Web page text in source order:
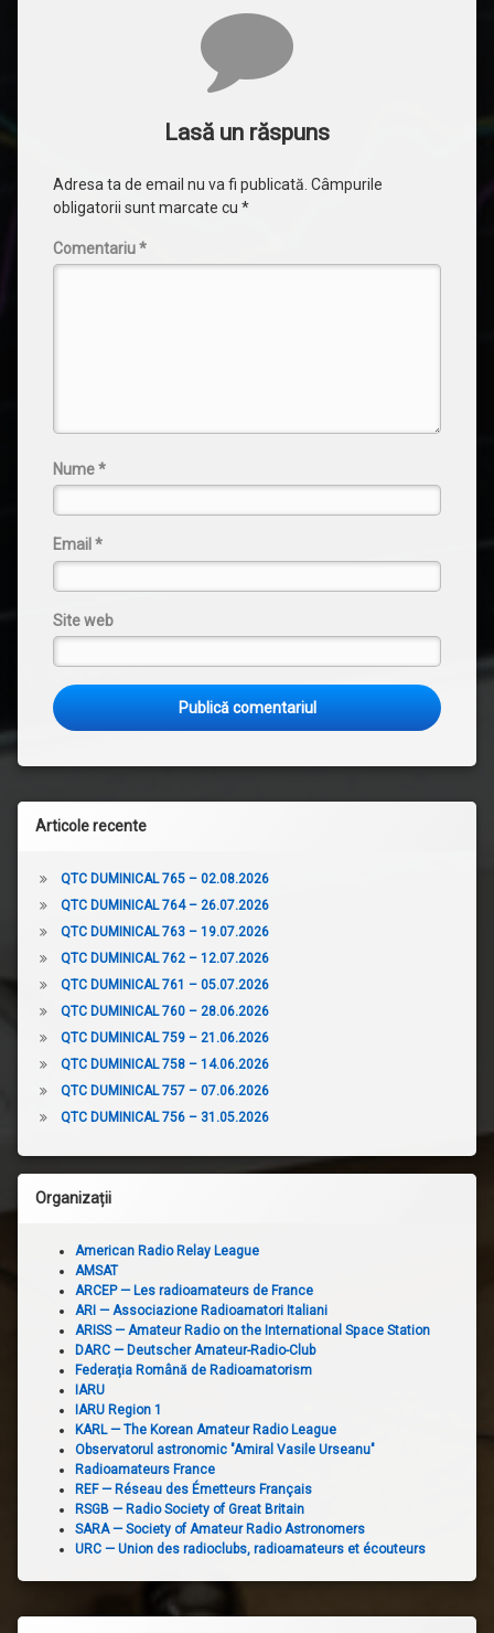
Lasă un răspuns
Adresa ta de email nu va fi publicată. Câmpurile
obligatorii sunt marcate cu *
Comentariu*
Nume*
Email *
Site web
Articole recente
QTC DUMINICAL 765 – 02.08.2026
QTC DUMINICAL 764 – 26.07.2026
QTC DUMINICAL 763 – 19.07.2026
QTC DUMINICAL 762 – 12.07.2026
QTC DUMINICAL 761 – 05.07.2026
QTC DUMINICAL 760 – 28.06.2026
QTC DUMINICAL 759 – 21.06.2026
QTC DUMINICAL 758 – 14.06.2026
QTC DUMINICAL 757 – 07.06.2026
QTC DUMINICAL 756 – 31.05.2026
Organizații
American Radio Relay League
AMSAT
ARCEP — Les radioamateurs de France
ARI — Associazione Radioamatori Italiani
ARISS — Amateur Radio on the International Space Station
DARC — Deutscher Amateur-Radio-Club
Federația Română de Radioamatorism
IARU
IARU Region 1
KARL — The Korean Amateur Radio League
Observatorul astronomic "Amiral Vasile Urseanu"
Radioamateurs France
REF — Réseau des Émetteurs Français
RSGB — Radio Society of Great Britain
SARA — Society of Amateur Radio Astronomers
URC — Union des radioclubs, radioamateurs et écouteurs